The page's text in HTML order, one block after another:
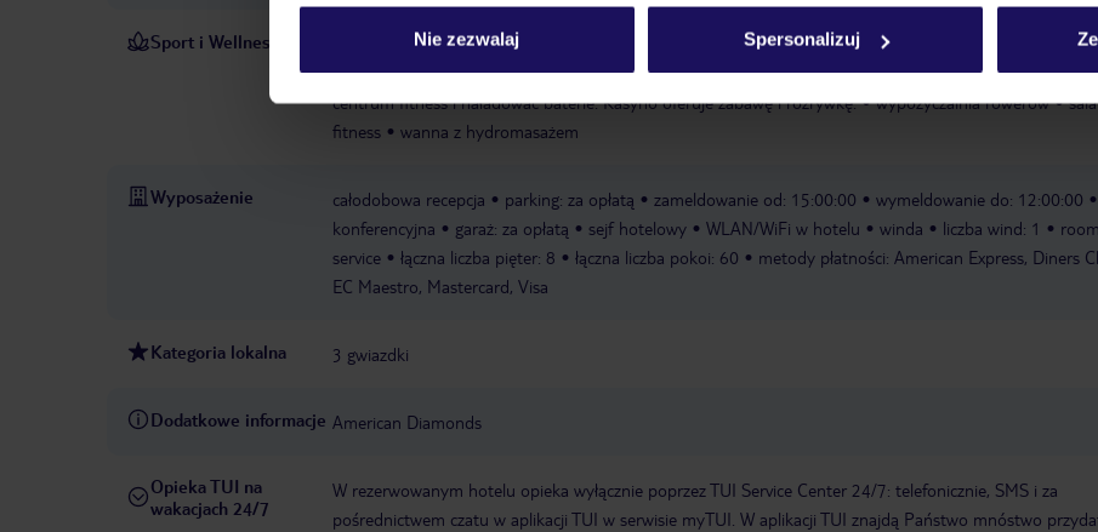
Nie zezwalaj Spersonalizuj
Sport i Wellness
Szereg opcji sportowych i rozrywkowych oferuje elastyczne możliwości spędzania wolnego czasu.
hydromasażem w strefie kąpielowej zapewnia przytulny relaks. Po dniu pełnym wrażeń można
centrum fitness i naładować baterie. Kasyno oferuje zabawę i rozrywkę.
wypożyczalnia rowerów
sala
fitness
wanna z hydromasażem
Wyposażenie całodobowa recepcja parking: za opłatą zameldowanie od: 15:00:00 wymeldowanie do: 12:00:00
konferencyjna
garaż: za opłatą sejf hotelowy WLAN/WiFi w hotelu winda liczba wind: 1
room
service
łączna liczba pięter: 8 łączna liczba pokoi: 60
metody płatności: American Express, Diners
EC Maestro, Mastercard, Visa
Kategoria lokalna 3 gwiazdki
Dodatkowe informacje American Diamonds
Opieka TUI na
wakacjach 24/7
W rezerwowanym hotelu opieka wyłącznie poprzez TUI Service Center 24/7: telefonicznie, SMS i za
pośrednictwem czatu w aplikacji TUI w serwisie myTUI. W aplikacji TUI znajdą Państwo mnóstwo